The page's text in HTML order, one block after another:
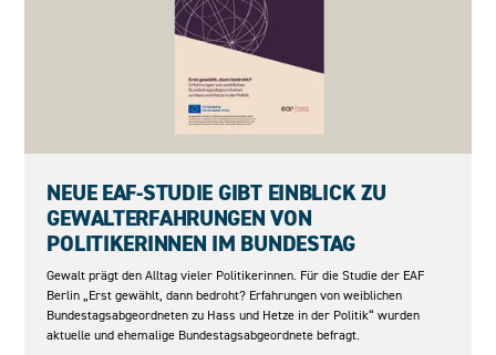
NEUE EAF-STUDIE GIBT EINBLICK ZU
GEWALTERFAHRUNGEN VON
POLITIKERINNEN IM BUNDESTAG
Gewalt prägt den Alltag vieler Politikerinnen. Für die Studie der EAF
Berlin „Erst gewählt, dann bedroht? Erfahrungen von weiblichen
Bundestagsabgeordneten zu Hass und Hetze in der Politik“ wurden
aktuelle und ehemalige Bundestagsabgeordnete befragt.